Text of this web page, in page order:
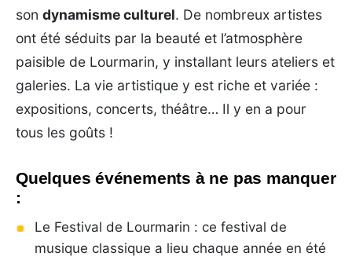
son dynamisme culturel. De nombreux artistes
ont été séduits par la beauté et l’atmosphère
paisible de Lourmarin, y installant leurs ateliers et
galeries. La vie artistique y est riche et variée :
expositions, concerts, théâtre… Il y en a pour
tous les goûts !
Quelques événements à ne pas manquer
:
Le Festival de Lourmarin : ce festival de
musique classique a lieu chaque année en été